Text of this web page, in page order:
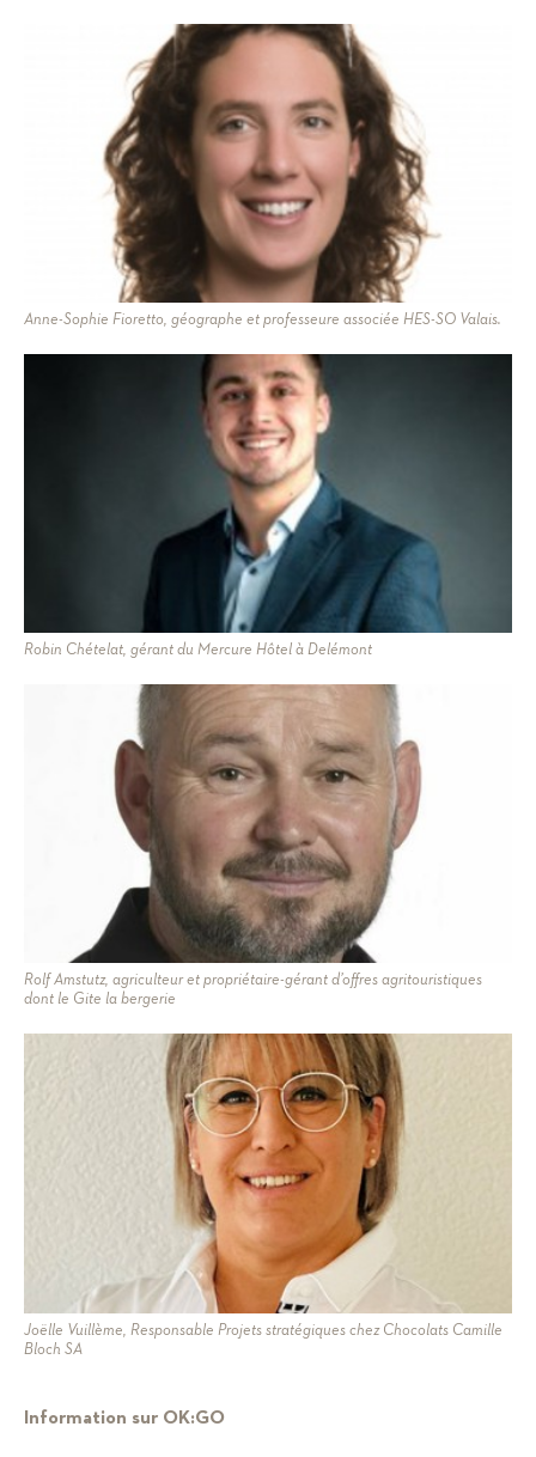
Anne-Sophie Fioretto, géographe et professeure associée HES-SO Valais.
Robin Chételat, gérant du Mercure Hôtel à Delémont
Rolf Amstutz, agriculteur et propriétaire-gérant d’offres agritouristiques
dont le Gite la bergerie
Joëlle Vuillème, Responsable Projets stratégiques chez Chocolats Camille
Bloch SA
Information sur OK:GO